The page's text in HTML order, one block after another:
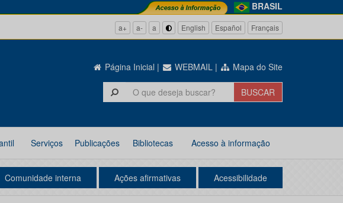
BRASIL
a+ a- a English Español Français
Página Inicial | WEBMAIL | Mapa do Site
Serviços Publicações Bibliotecas Acesso à informação
Comunidade interna Ações afirmativas Acessibilidade